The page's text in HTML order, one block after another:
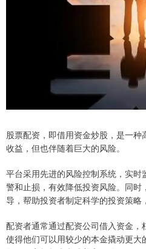
股票配资，即借用资金炒股，是一
收益，但也伴随着巨大的风险。
平台采用先进的风险控制系统，实
警和止损，有效降低投资风险。同
导，帮助投资者制定科学的投资策略
配资者通常通过配资公司借入资金
使得他们可以用较少的本金撬动更大